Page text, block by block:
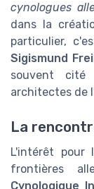
cynologues
dans la
particulier,
Sigismund
souvent cité
architectes de
La
L'intérêt pour
frontières
Cynologique